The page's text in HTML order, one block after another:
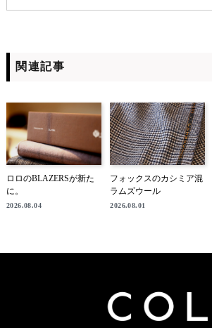
関連記事
ロロのBLAZERSが新た
に。
2026.08.04
フォックスのカシミア混
ラムズウール
2026.08.01